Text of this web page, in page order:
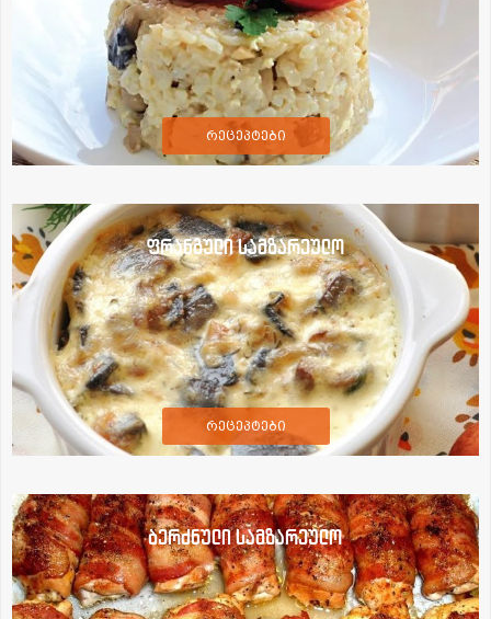
რეცეპტები
ფრანგული სამზარეულო
რეცეპტები
ბერძნული სამზარეულო